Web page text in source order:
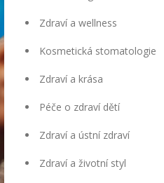
Zdraví a wellness
Kosmetická stomatologie
Zdraví a krása
Péče o zdraví dětí
Zdraví a ústní zdraví
Zdraví a životní styl